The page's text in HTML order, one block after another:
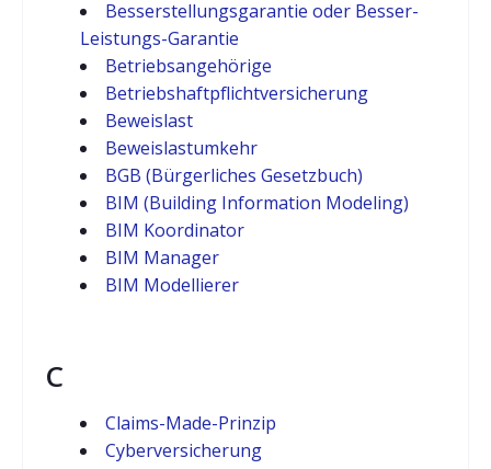
Besserstellungsgarantie oder Besser-
Leistungs-Garantie
Betriebsangehörige
Betriebshaftpflichtversicherung
Beweislast
Beweislastumkehr
BGB (Bürgerliches Gesetzbuch)
BIM (Building Information Modeling)
BIM Koordinator
BIM Manager
BIM Modellierer
C
Claims-Made-Prinzip
Cyberversicherung